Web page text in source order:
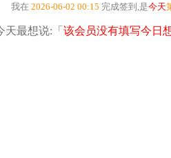
我在 2026-06-02 00:15 完成签到,是今天
天最想说:「 该会员没有填写今日